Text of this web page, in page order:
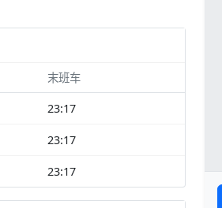
末班车
23:17
23:17
23:17